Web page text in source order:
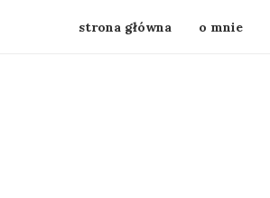
strona główna o mnie